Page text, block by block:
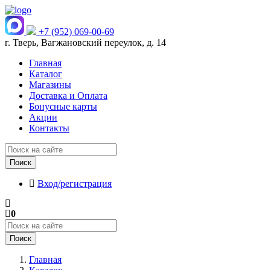
+7 (952) 069-00-69
г. Тверь, Вагжановский переулок, д. 14
Главная
Каталог
Магазины
Доставка и Оплата
Бонусные карты
Акции
Контакты
Поиск
Вход/регистрация
0
Поиск
Главная